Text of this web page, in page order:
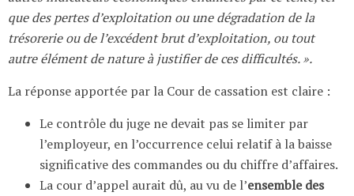
que des pertes d’exploitation ou une dégradation de la
trésorerie ou de l’excédent brut d’exploitation, ou tout
autre élément de nature à justifier de ces difficultés. ».
La réponse apportée par la Cour de cassation est claire :
Le contrôle du juge ne devait pas se limiter par
l’employeur, en l’occurrence celui relatif à la baisse
significative des commandes ou du chiffre d’affaires.
La cour d’appel aurait dû, au vu de l’ensemble des